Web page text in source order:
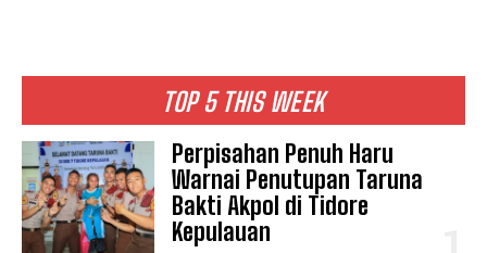
TOP 5 THIS WEEK
Perpisahan Penuh Haru
Warnai Penutupan Taruna
Bakti Akpol di Tidore
Kepulauan